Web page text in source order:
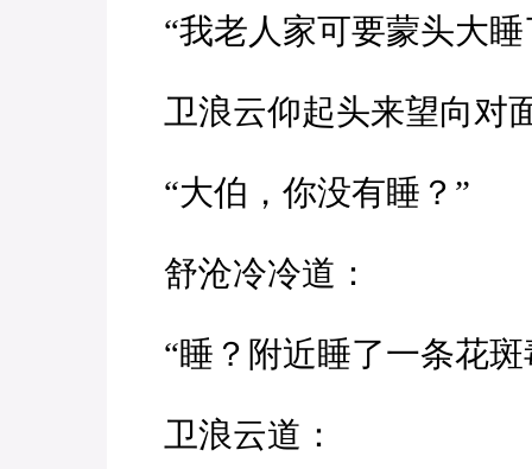
“我老人家可要蒙头大睡
卫浪云仰起头来望向对
“大伯，你没有睡？”
舒沧冷冷道：
“睡？附近睡了一条花斑
卫浪云道：